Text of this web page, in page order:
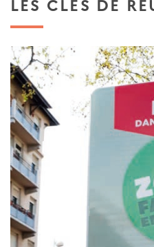
LES CLÉS DE